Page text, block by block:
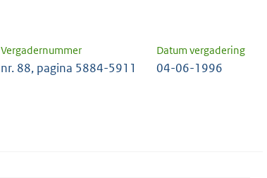
Vergadernummer Datum vergadering
nr. 88, pagina 5884-5911 04-06-1996